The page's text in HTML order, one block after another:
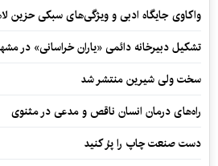
واکاوی جایگاه ادبی و ویژگی‌های سبکی حزین
تشکیل دبیرخانه دائمی «یاران خراسانی» در
سخت ولی شیرین منتشر شد
راه‌های درمان انسان ناقص و مدعی در مثنوی
دست صنعت چاپ را پرُ کنید